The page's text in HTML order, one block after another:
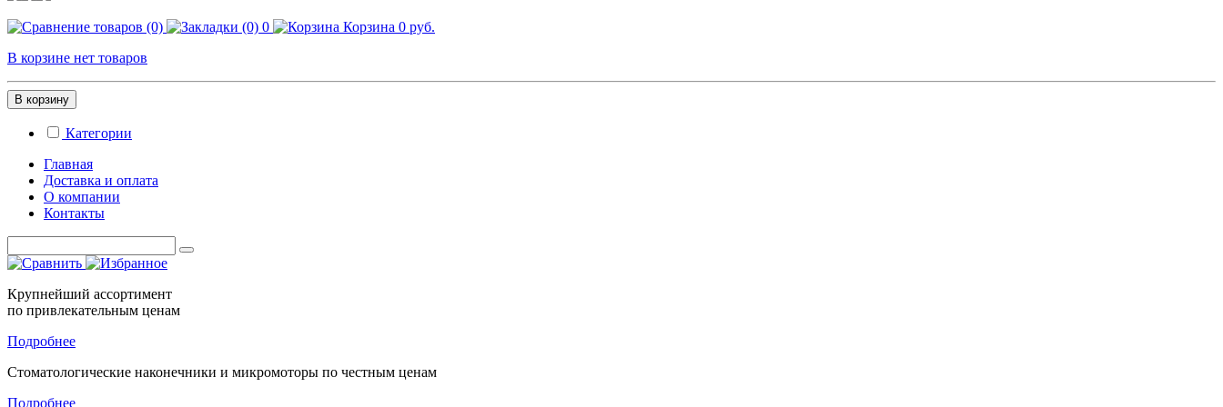
0 Корзина 0 руб.
В корзине нет товаров
В корзину
Категории
Главная
Доставка и оплата
О компании
Контакты
Крупнейший ассортимент
по привлекательным ценам
Подробнее
Стоматологические наконечники и микромоторы по честным ценам
Подробнее